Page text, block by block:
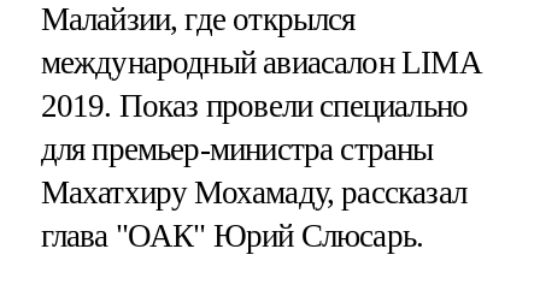
Малайзии, где открылся
международный авиасалон LIMA
2019. Показ провели специально
для премьер-министра страны
Махатхиру Мохамаду, рассказал
глава "ОАК" Юрий Слюсарь.